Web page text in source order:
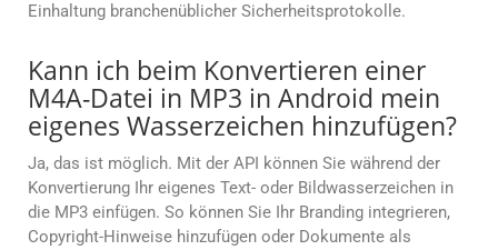
Einhaltung branchenüblicher Sicherheitsprotokolle.
Kann ich beim Konvertieren einer
M4A-Datei in MP3 in Android mein
eigenes Wasserzeichen hinzufügen?
Ja, das ist möglich. Mit der API können Sie während der
Konvertierung Ihr eigenes Text- oder Bildwasserzeichen in
die MP3 einfügen. So können Sie Ihr Branding integrieren,
Copyright-Hinweise hinzufügen oder Dokumente als